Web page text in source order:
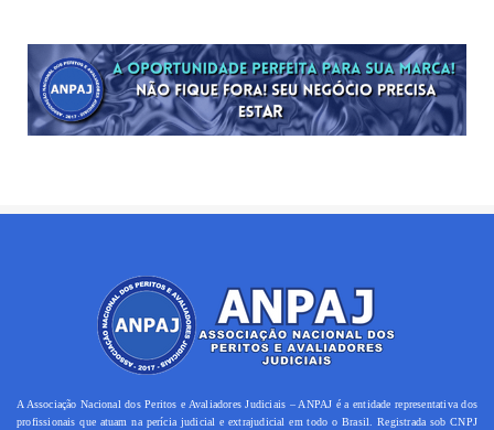
A Associação Nacional dos Peritos e Avaliadores Judiciais – ANPAJ é a entidade representativa dos
profissionais que atuam na perícia judicial e extrajudicial em todo o Brasil. Registrada sob CNPJ